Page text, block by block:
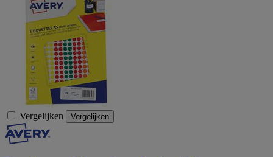
Vergelijken Vergelijken